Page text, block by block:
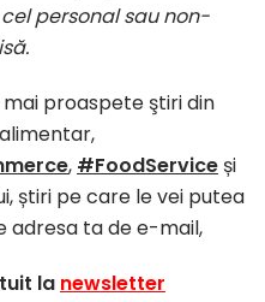
personal sau non-
proaspete ştiri din
, #FoodServiceși
știri pe care le vei putea
adresa ta de e-mail,
la newsletter